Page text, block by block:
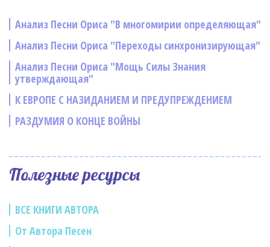
Анализ Песни Ориса "В многомирии определяющая"
Анализ Песни Ориса "Переходы синхронизирующая"
Анализ Песни Ориса "Мощь Силы Знания
утверждающая"
К ЕВРОПЕ С НАЗИДАНИЕМ И ПРЕДУПРЕЖДЕНИЕМ
РАЗДУМИЯ О КОНЦЕ ВОЙНЫ
Полезные ресурсы
ВСЕ КНИГИ АВТОРА
От Автора Песен